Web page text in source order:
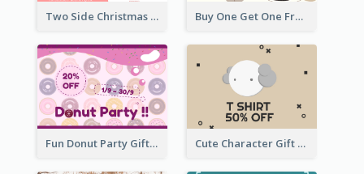
Two Side Christmas Present Gift Card Buy One Get One Free Gift Card
Fun Donut Party Gift Card With Special Title Cute Character Gift Card